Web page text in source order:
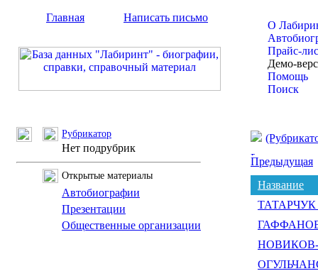
Главная Написать письмо
О
Прайс-
Демо-
Помощь
Поиск
Рубрикатор
Нет подрубрик
Открытые материалы
Автобиографии
Презентации
Общественные организации
Предыдущая
Название
ТАТАРЧУК
ГАФФАНОВ
НОВИКОВ-